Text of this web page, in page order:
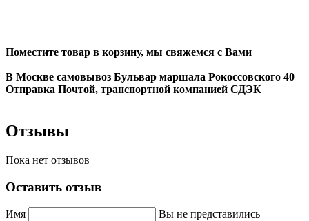
Поместите товар в корзину, мы свяжемся с Вами
В Москве самовывоз Бульвар маршала Рокоссовского 40
Отправка Почтой, транспортной компанией СДЭК
Отзывы
Пока нет отзывов
Оставить отзыв
Имя
Вы не представились